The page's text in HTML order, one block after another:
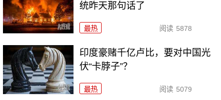
统昨天那句话了
最热 阅读 5878
印度豪赌千亿卢比，要对中国光
伏“卡脖子”？
最热 阅读 5079